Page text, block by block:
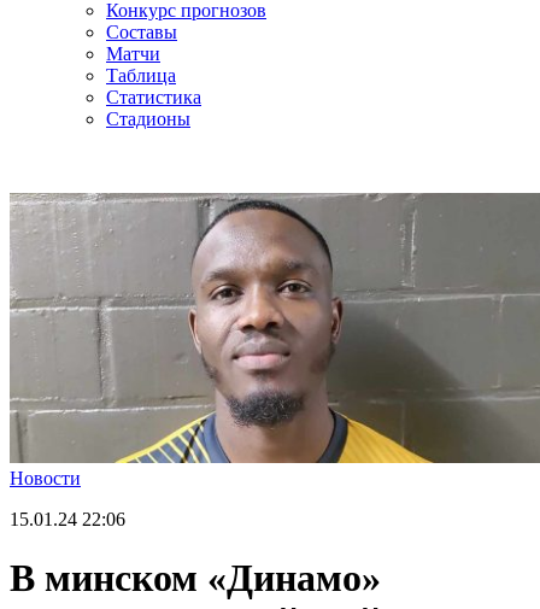
Конкурс прогнозов
Составы
Матчи
Таблица
Статистика
Стадионы
Новости
15.01.24 22:06
В минском «Динамо»